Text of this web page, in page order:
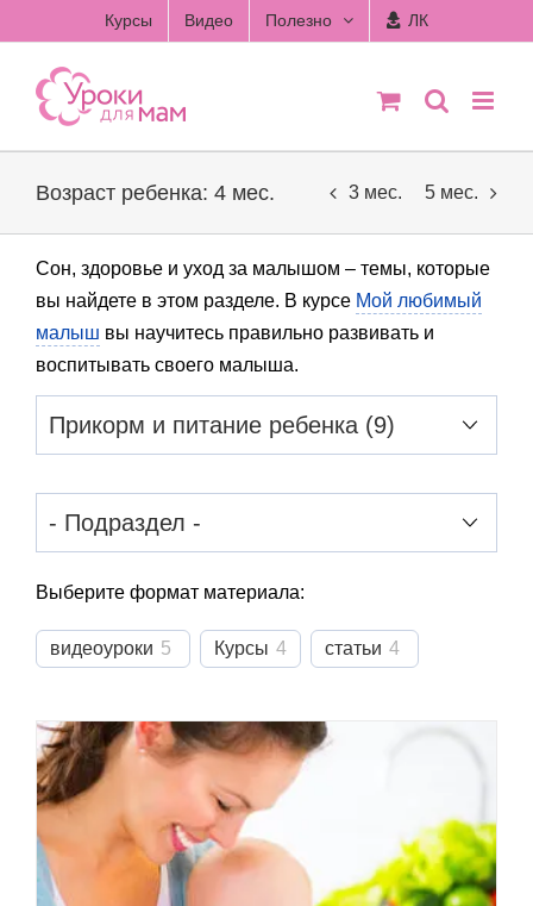
to
content
Курсы Видео Полезно ЛК
Возраст ребенка: 4 мес. 3 мес. 5 мес.
Сон, здоровье и уход за малышом – темы, которые
вы найдете в этом разделе. В курсе Мой любимый
малыш вы научитесь правильно развивать и
воспитывать своего малыша.
Выберите формат материала:
видеоуроки 5 Курсы 4 статьи 4